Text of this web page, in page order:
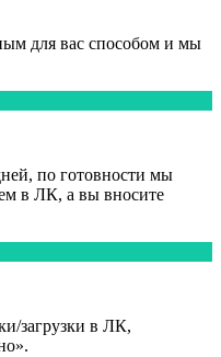
для вас способом и мы
по готовности мы
в ЛК, а вы вносите
загрузки в ЛК,